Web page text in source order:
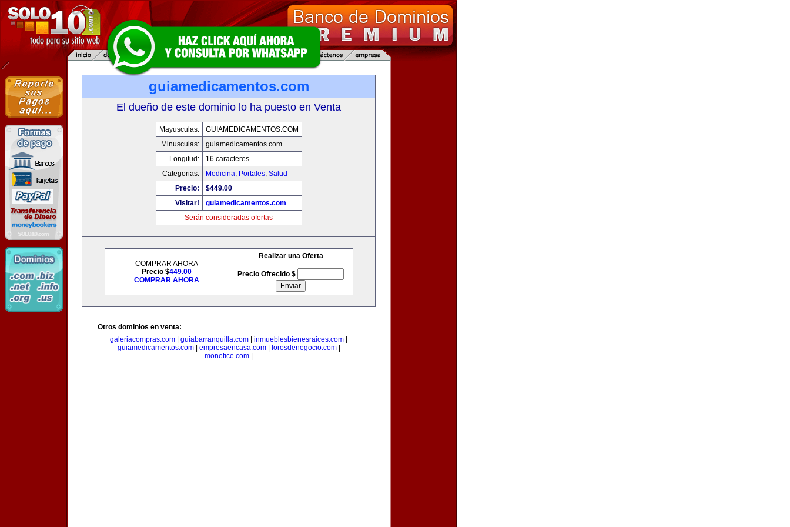
guiamedicamentos.com
El dueño de este dominio lo ha puesto en Venta
Mayusculas:
GUIAMEDICAMENTOS.COM
Minusculas:
guiamedicamentos.com
Longitud:
16 caracteres
Categorias:
Medicina, Portales, Salud
Precio:
$449.00
Visitar!
guiamedicamentos.com
Serán consideradas ofertas
COMPRAR AHORA
Precio $449.00
COMPRAR AHORA
Realizar una Oferta
Precio Ofrecido $
Otros dominios en venta:
galeriacompras.com
guiabarranquilla.com inmueblesbienesraices.com
guiamedicamentos.com| empresaencasa.com| forosdenegocio.com|
monetice.com